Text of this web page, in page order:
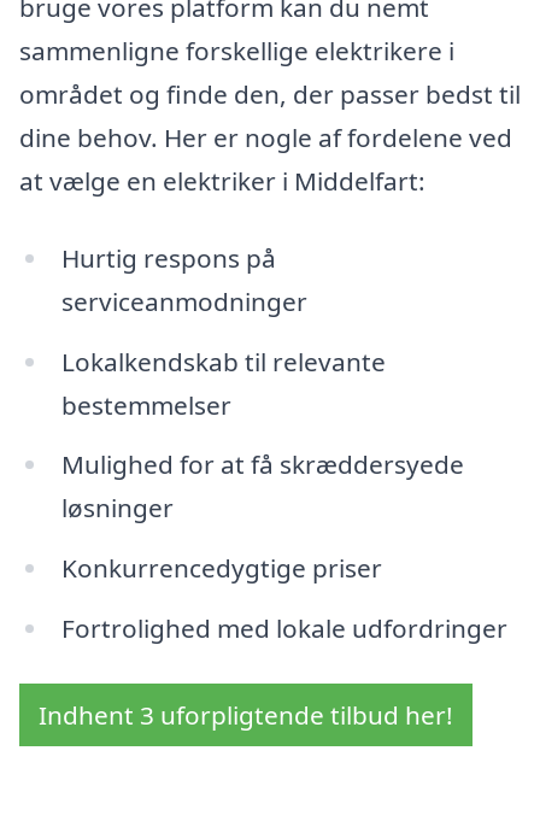
bruge vores platform kan du nemt
sammenligne forskellige elektrikere i
området og finde den, der passer bedst til
dine behov. Her er nogle af fordelene ved
at vælge en elektriker i Middelfart:
Hurtig respons på
serviceanmodninger
Lokalkendskab til relevante
bestemmelser
Mulighed for at få skræddersyede
løsninger
Konkurrencedygtige priser
Fortrolighed med lokale udfordringer
Indhent 3 uforpligtende tilbud her!